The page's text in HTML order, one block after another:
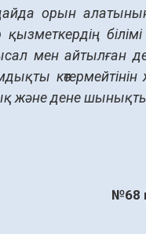
орын
мен айтылған
және дене
№68